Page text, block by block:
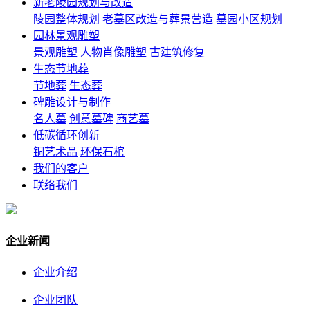
陵园整体规划 老墓区改造与葬景营造 墓园小区规划
园林景观雕塑
景观雕塑 人物肖像雕塑 古建筑修复
生态节地葬
节地葬 生态葬
碑雕设计与制作
名人墓 创意墓碑 商艺墓
低碳循环创新
铜艺术品 环保石棺
我们的客户
联络我们
企业新闻
企业介绍
企业团队